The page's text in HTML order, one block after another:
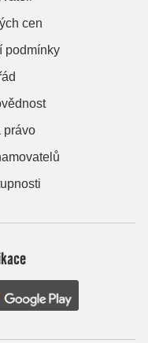
cen
podmínky
právo